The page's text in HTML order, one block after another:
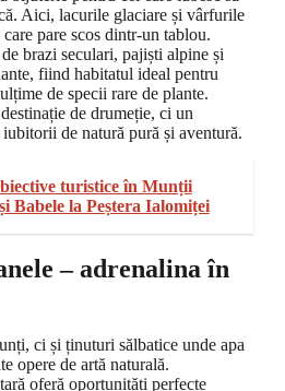
Aici, lacurile glaciare și vârfurile
pare scos dintr-un tablou.
brazi seculari, pajiști alpine și
fiind habitatul ideal pentru
de specii rare de plante.
de drumeție, ci un
de natură pură și aventură.
turistice în Munții
Babele la Peștera Ialomiței
– adrenalina în
ci și ținuturi sălbatice unde apa
opere de artă naturală.
oferă oportunități perfecte